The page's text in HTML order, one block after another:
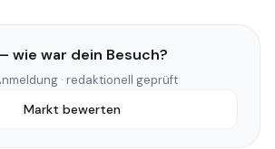
wie war dein Besuch?
· redaktionell geprüft
Markt bewerten